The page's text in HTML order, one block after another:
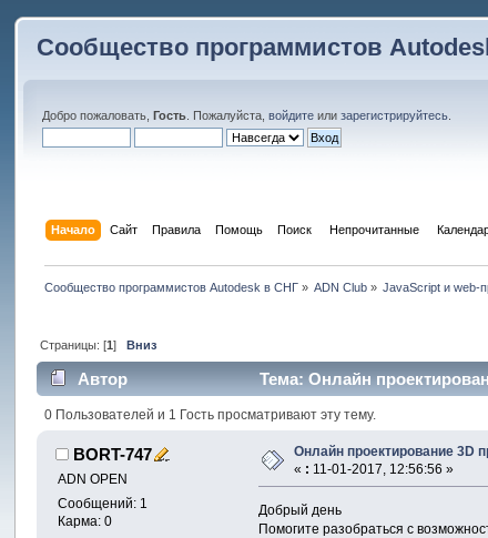
Сообщество программистов
Добро пожаловать,Гость . Пожалуйста,войдите илизарегистрируйтесь
Начало Сайт Правила Помощь Поиск Непрочитанные
Сообщество программистов Autodesk в СНГ» ADN Club » JavaScript и web-
Страницы: [1] Вниз
Автор Тема: Онлайн
0 Пользователей и 1 Гость просматривают эту тему.
BORT-747
ADN OPEN
Сообщений: 1
Карма: 0
Онлайн проектирование 3D
« : 11-01-2017, 12:56:56 »
Добрый день
Помогите разобраться с